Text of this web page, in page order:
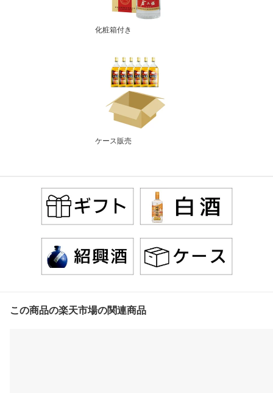
化粧箱付き
ケース販売
この商品の楽天市場の関連商品